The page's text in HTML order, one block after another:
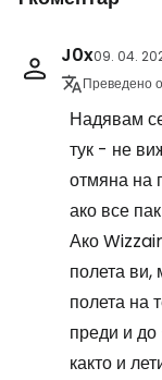
J0x09. 04.
Преведено
Надявам
тук - не
отмяна на
ако все
Ако
полета ви,
полета на
преди и
както и